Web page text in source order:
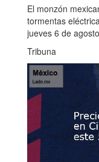
El monzón
tormentas
jueves 6 de
Tribuna